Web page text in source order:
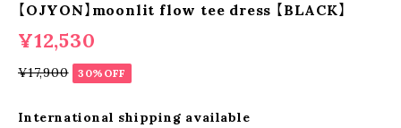
【OJYON】moonlit flow tee dress 【BLACK】
¥12,530
¥17,900 30%OFF
International shipping available